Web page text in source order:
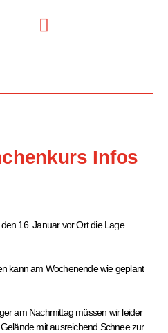
Infos
16. Januar vor Ort die Lage
kann am Wochenende wie geplant
am Nachmittag müssen wir leider
mit ausreichend Schnee zur